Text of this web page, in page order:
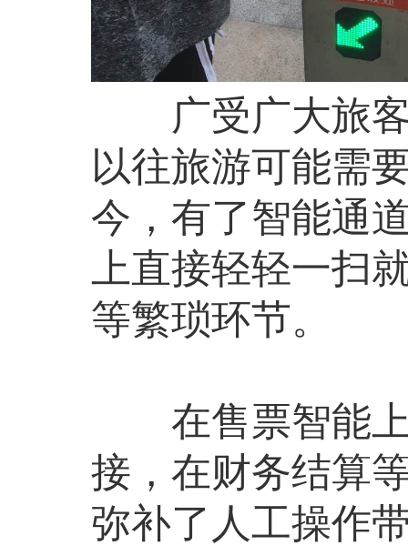
广受广大旅客
以往旅游可能需
今，有了智能通
上直接轻轻一扫
等繁琐环节。
在售票智能上
接，在财务结算
弥补了人工操作